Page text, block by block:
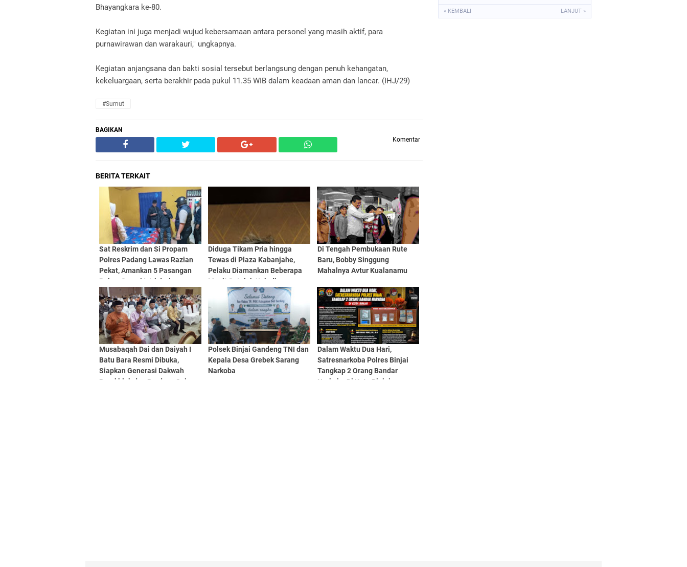
Bhayangkara ke-80.
Kegiatan ini juga menjadi wujud kebersamaan antara personel yang masih aktif, para
purnawirawan dan warakauri," ungkapnya.
Kegiatan anjangsana dan bakti sosial tersebut berlangsung dengan penuh kehangatan,
kekeluargaan, serta berakhir pada pukul 11.35 WIB dalam keadaan aman dan lancar. (IHJ/29)
#Sumut
BAGIKAN
Komentar
BERITA TERKAIT
Sat Reskrim dan Si Propam
Polres Padang Lawas Razian
Pekat, Amankan 5 Pasangan
Bukan Suami Istri dari
Penginapan
Diduga Tikam Pria hingga
Tewas di Plaza Kabanjahe,
Pelaku Diamankan Beberapa
Menit Setelah Kejadian
Di Tengah Pembukaan Rute
Baru, Bobby Singgung
Mahalnya Avtur Kualanamu
Musabaqah Dai dan Daiyah I
Batu Bara Resmi Dibuka,
Siapkan Generasi Dakwah
Berakhlak dan Berdaya Saing
Polsek Binjai Gandeng TNI dan
Kepala Desa Grebek Sarang
Narkoba
Dalam Waktu Dua Hari,
Satresnarkoba Polres Binjai
Tangkap 2 Orang Bandar
Narkoba Di Kota Binjai
« KEMBALI LANJUT »